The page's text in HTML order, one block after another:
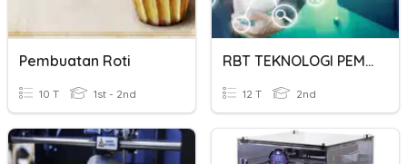
Pembuatan Roti
10 T 1st - 2nd
RBT TEKNOLOGI PEMBUATAN
12 T 2nd